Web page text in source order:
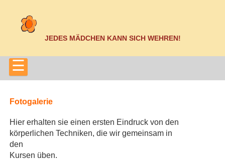
JEDES MÄDCHEN KANN SICH WEHREN!
☰
Fotogalerie
Hier erhalten sie einen ersten Eindruck von den
körperlichen Techniken, die wir gemeinsam in
den
Kursen üben.